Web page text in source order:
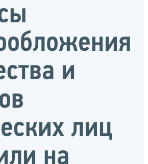
и
лиц
на